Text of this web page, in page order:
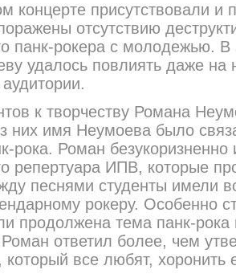
концерте присутствовали и
отсутствию
панк-рокера с молодежью. В
удалось повлиять даже на
к творчеству Романа
них имя Неумоева было
рока. Роман
репертуара ИПВ, которые
песнями студенты имели
рокеру. Особенно
продолжена тема панк-
ответил более, чем
все любят, хоронить